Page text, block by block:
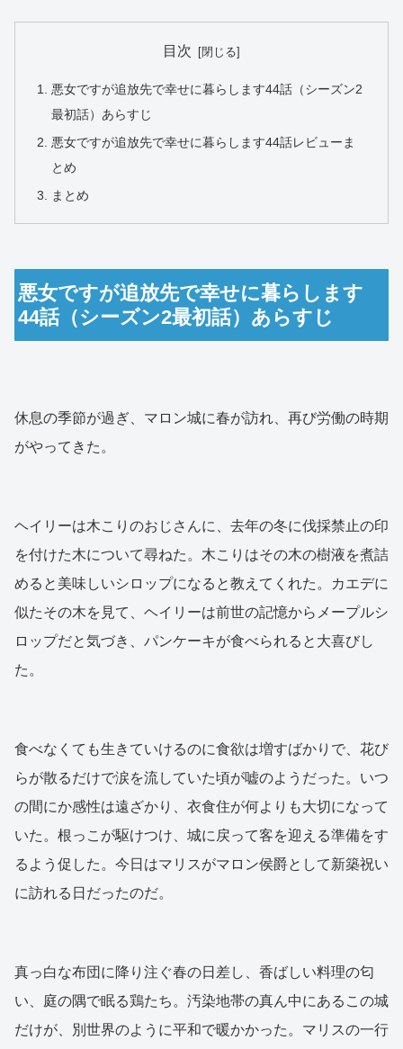
目次
悪女ですが追放先で幸せに暮らします44話（シーズン2
最初話）あらすじ
悪女ですが追放先で幸せに暮らします44話レビューま
とめ
まとめ
悪女ですが追放先で幸せに暮らします
44話（シーズン2最初話）あらすじ
休息の季節が過ぎ、マロン城に春が訪れ、再び労働の時期
がやってきた。
ヘイリーは木こりのおじさんに、去年の冬に伐採禁止の印
を付けた木について尋ねた。木こりはその木の樹液を煮詰
めると美味しいシロップになると教えてくれた。カエデに
似たその木を見て、ヘイリーは前世の記憶からメープルシ
ロップだと気づき、パンケーキが食べられると大喜びし
た。
食べなくても生きていけるのに食欲は増すばかりで、花び
らが散るだけで涙を流していた頃が嘘のようだった。いつ
の間にか感性は遠ざかり、衣食住が何よりも大切になって
いた。根っこが駆けつけ、城に戻って客を迎える準備をす
るよう促した。今日はマリスがマロン侯爵として新築祝い
に訪れる日だったのだ。
真っ白な布団に降り注ぐ春の日差し、香ばしい料理の匂
い、庭の隅で眠る鶏たち。汚染地帯の真ん中にあるこの城
だけが、別世界のように平和で暖かかった。マリスの一行